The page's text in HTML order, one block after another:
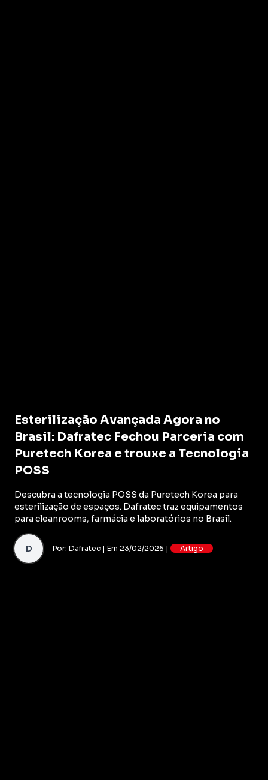
Esterilização Avançada Agora no
Brasil: Dafratec Fechou Parceria com
Puretech Korea e trouxe a Tecnologia
POSS
Descubra a tecnologia POSS da Puretech Korea para
esterilização de espaços. Dafratec traz equipamentos
para cleanrooms, farmácia e laboratórios no Brasil.
D Por: Dafratec | Em 23/02/2026 | Artigo